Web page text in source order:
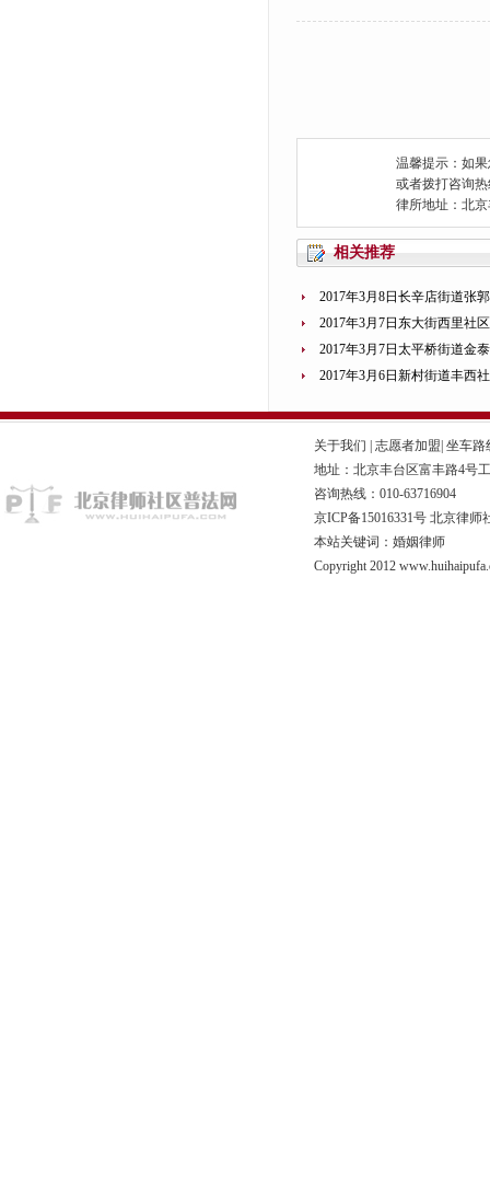
温馨提示：如
或者拨打咨询热
律所地址：北
相关推荐
2017年3月8日长辛店街道张
2017年3月7日东大街西里社
2017年3月7日太平桥街道金
2017年3月6日新村街道丰西
关于我们 志愿者加盟 坐车路
地址：北京丰台区富丰路4号
咨询热线：010-63716904
京ICP备15016331号 北京律师
本站关键词：婚姻律师
Copyright 2012